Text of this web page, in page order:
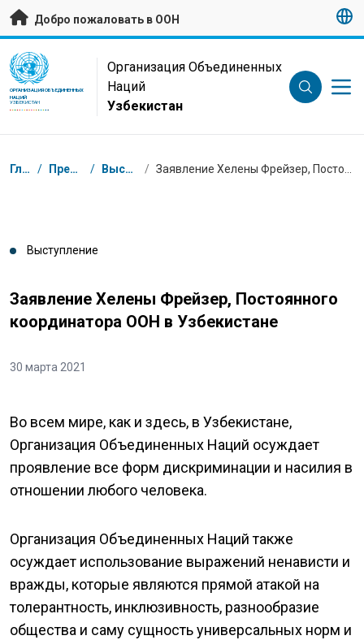
Перейти к основному содержанию
Добро пожаловать в ООН
UN Logo
ОРГАНИЗАЦИЯ ОБЪЕДИНЕННЫХ
НАЦИЙ
УЗБЕКИСТАН
Организация Объединенных
Наций
Узбекистан
Навигационная цепочка
Главная / Пресс-центр / Выступления /
Выступление
Заявление Хелены Фрейзер, Постоянного
координатора ООН в Узбекистане
30 марта 2021
Во всем мире, как и здесь, в Узбекистане,
Организация Объединенных Наций осуждает
проявление все форм дискриминации и насилия в
отношении любого человека.
Организация Объединенных Наций также
осуждает использование выражений ненависти и
вражды, которые являются прямой атакой на
толерантность, инклюзивность, разнообразие
общества и саму сущность универсальных норм и